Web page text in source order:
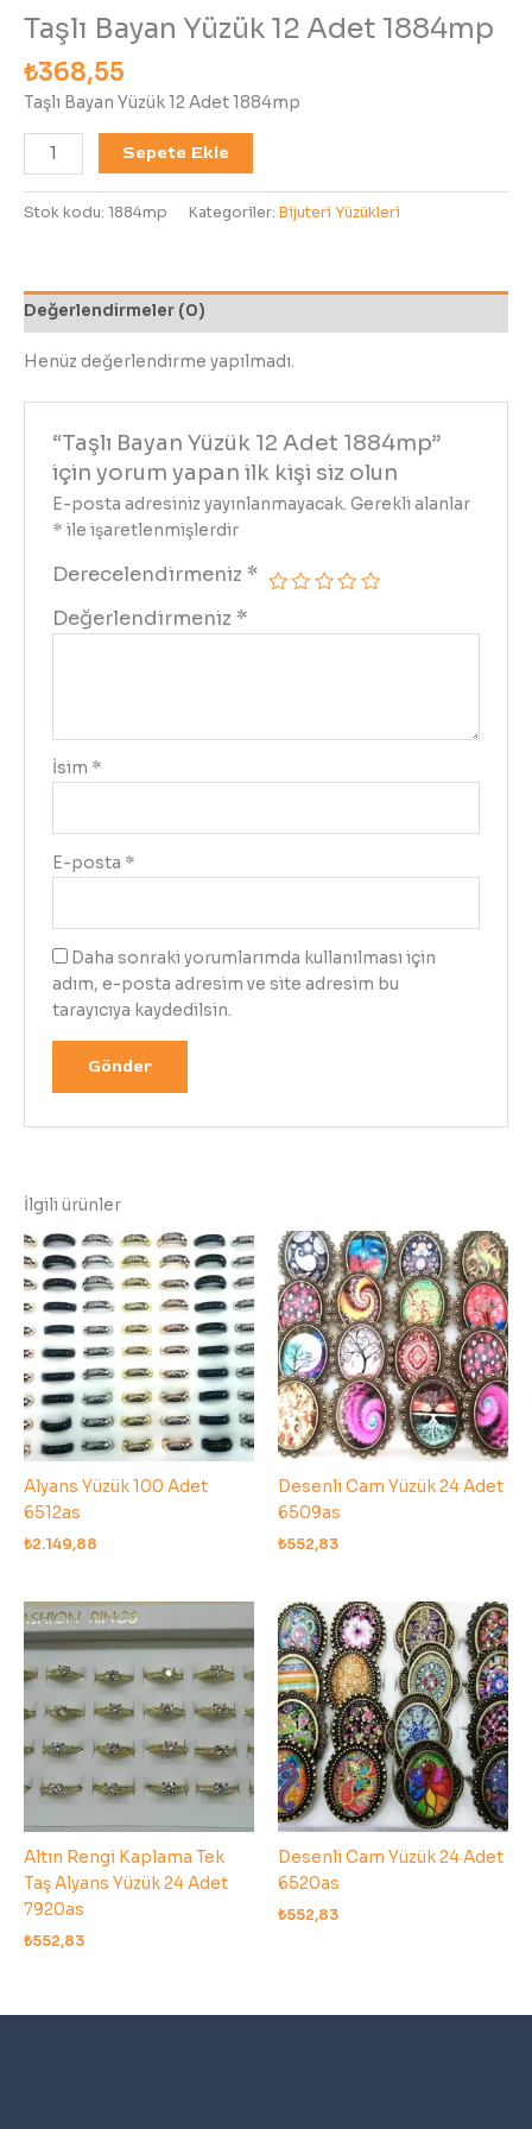
Taşlı Bayan Yüzük 12 Adet 1884mp
₺368,55
Taşlı Bayan Yüzük 12 Adet 1884mp
Sepete Ekle
Stok kodu: 1884mp Kategoriler: Bijuteri Yüzükleri
Değerlendirmeler (0)
Henüz değerlendirme yapılmadı.
“Taşlı Bayan Yüzük 12 Adet 1884mp”
için yorum yapan ilk kişi siz olun
E-posta adresiniz yayınlanmayacak. Gerekli alanlar
* ile işaretlenmişlerdir
Derecelendirmeniz *
Değerlendirmeniz *
İsim *
E-posta *
Daha sonraki yorumlarımda kullanılması için
adım, e-posta adresim ve site adresim bu
tarayıcıya kaydedilsin.
İlgili ürünler
Alyans Yüzük 100 Adet
6512as
₺2.149,88
Desenli Cam Yüzük 24 Adet
6509as
₺552,83
Altın Rengi Kaplama Tek
Taş Alyans Yüzük 24 Adet
7920as
₺552,83
Desenli Cam Yüzük 24 Adet
6520as
₺552,83